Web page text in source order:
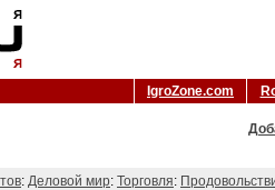
IgroZone.com
: Деловой мир: Торговля: